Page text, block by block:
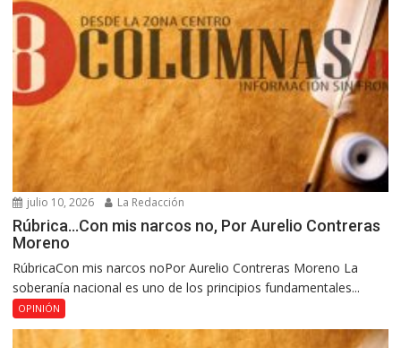
julio 10, 2026 La Redacción
Rúbrica…Con mis narcos no, Por Aurelio Contreras
Moreno
RúbricaCon mis narcos noPor Aurelio Contreras Moreno La
soberanía nacional es uno de los principios fundamentales...
OPINIÓN